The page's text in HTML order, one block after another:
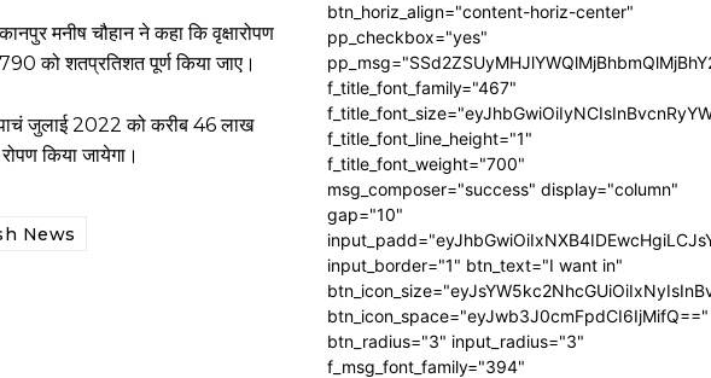
मनीष चौहान ने कहा कि वृक्षारोपण
को शतप्रतिशत पूर्ण किया जाए।
पाचं जुलाई 2022 को करीब 46 लाख
किया जायेगा।
News
btn_horiz_align="content-horiz-center"
pp_checkbox="yes"
f_title_font_family="467"
f_title_font_line_height="1"
f_title_font_weight="700"
msg_composer="success" display="column"
gap="10"
input_border="1" btn_text="I want in"
btn_icon_space="eyJwb3J0cmFpdCI6IjMifQ=="
btn_radius="3" input_radius="3"
f_msg_font_family="394"